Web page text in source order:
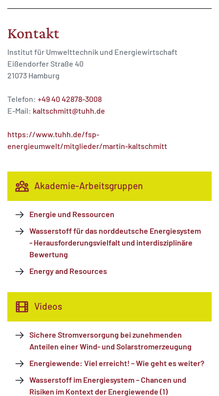
Kontakt
Institut für Umwelttechnik und Energiewirtschaft
Eißendorfer Straße 40
21073 Hamburg
Telefon: +49 40 42878-3008
E-Mail: kaltschmitt@tuhh.de
https://www.tuhh.de/fsp-
energieumwelt/mitglieder/martin-kaltschmitt
Akademie-Arbeitsgruppen
Energie und Ressourcen
Wasserstoff für das norddeutsche Energiesystem
- Herausforderungsvielfalt und interdisziplinäre
Bewertung
Energy and Resources
Videos
Sichere Stromversorgung bei zunehmenden
Anteilen einer Wind- und Solarstromerzeugung
Energiewende: Viel erreicht! – Wie geht es weiter?
Wasserstoff im Energiesystem – Chancen und
Risiken im Kontext der Energiewende (1)